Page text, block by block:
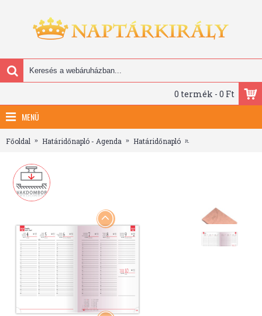
0 termék - 0 Ft
MENÜ
Főoldal Határidőnapló - Agenda Határidőnapló